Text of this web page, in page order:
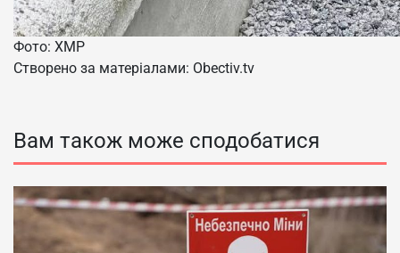
Фото: ХМР
Створено за матеріалами: Obectiv.tv
Вам також може сподобатися